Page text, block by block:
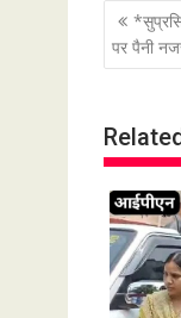
P
o
n
a
v
i
g
a
पर पैनी